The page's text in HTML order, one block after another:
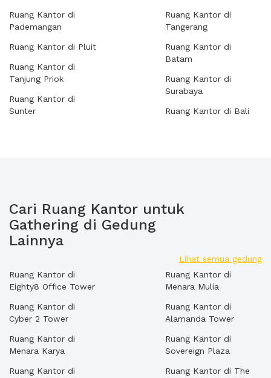
Ruang Kantor di
Pademangan
Ruang Kantor di Pluit
Ruang Kantor di
Tanjung Priok
Ruang Kantor di
Sunter
Ruang Kantor di
Tangerang
Ruang Kantor di
Batam
Ruang Kantor di
Surabaya
Ruang Kantor di Bali
Cari Ruang Kantor untuk
Gathering di Gedung
Lainnya
Lihat semua gedung
Ruang Kantor di
Eighty8 Office Tower
Ruang Kantor di
Cyber 2 Tower
Ruang Kantor di
Menara Karya
Ruang Kantor di
Ruang Kantor di
Menara Mulia
Ruang Kantor di
Alamanda Tower
Ruang Kantor di
Sovereign Plaza
Ruang Kantor di The